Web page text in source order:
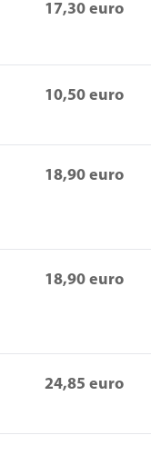
17,30 euro
10,50 euro
18,90 euro
18,90 euro
24,85 euro